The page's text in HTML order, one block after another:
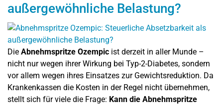
außergewöhnliche Belastung?
Die Abnehmspritze Ozempic ist derzeit in aller Munde –
nicht nur wegen ihrer Wirkung bei Typ-2-Diabetes, sondern
vor allem wegen ihres Einsatzes zur Gewichtsreduktion. Da
Krankenkassen die Kosten in der Regel nicht übernehmen,
stellt sich für viele die Frage: Kann die Abnehmspritze